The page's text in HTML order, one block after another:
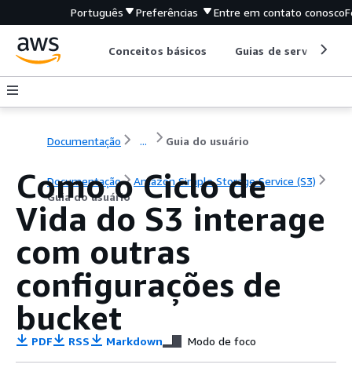
Português Preferências Entre em contato conosco
Conceitos básicos Guias de serviço
Documentação ... Guia do usuário
Documentação
Amazon Simple Storage Service (S3)
Guia do usuário
Como o Ciclo de
Vida do S3 interage
com outras
configurações de
bucket
PDF RSS Markdown Modo de foco